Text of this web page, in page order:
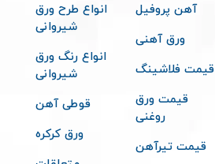
آهن پروفیل
ورق آهنی
قیمت فلاشینگ
قیمت ورق
روغنی
قیمت تیرآهن
انواع طرح ورق
شیروانی
انواع رنگ ورق
شیروانی
قوطی آهن
ورق کرکره